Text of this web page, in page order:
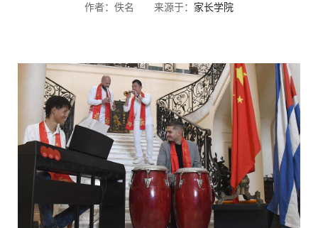
作者：佚名 来源于： 家长学院